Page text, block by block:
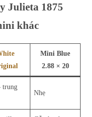
Julieta 1875
khác
Mini Blue
2.88 × 20
trung
Nhẹ